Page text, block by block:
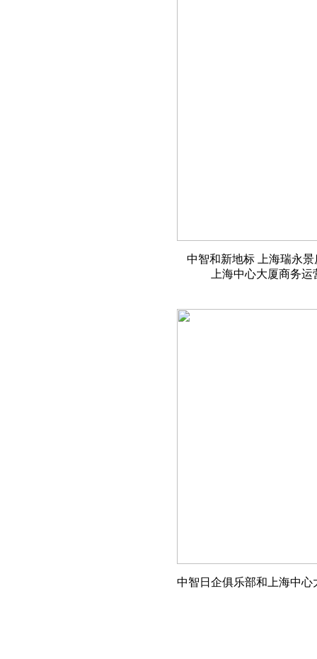
中智和新地标 上海瑞永
上海中心大厦商务
中智日企俱乐部和上海中